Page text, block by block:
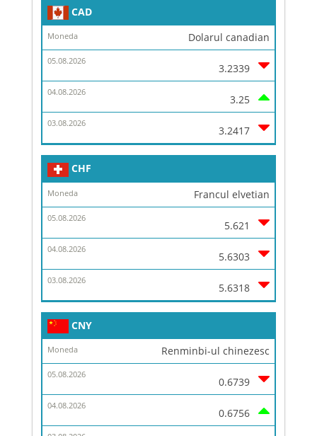
CAD
Dolarul canadian
3.2339
3.25
3.2417
CHF
Francul elvetian
5.621
5.6303
5.6318
CNY
Renminbi-ul chinezesc
0.6739
0.6756